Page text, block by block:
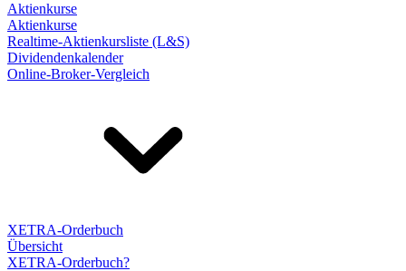
Aktienkurse
Aktienkurse
Realtime-Aktienkursliste (L&S)
Dividendenkalender
Online-Broker-Vergleich
XETRA-Orderbuch
Übersicht
XETRA-Orderbuch?